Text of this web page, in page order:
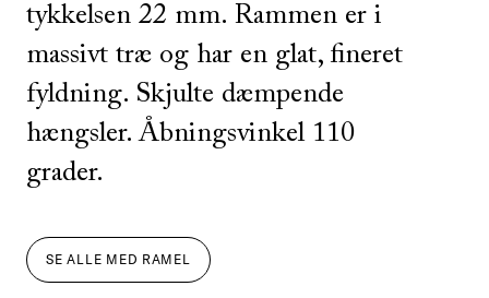
tykkelsen 22 mm. Rammen er i
massivt træ og har en glat, fineret
fyldning. Skjulte dæmpende
hængsler. Åbningsvinkel 110
grader.
SE ALLE MED RAMEL